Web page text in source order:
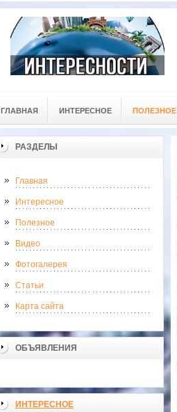
ГЛАВНАЯ ИНТЕРЕСНОЕ ПОЛЕЗНОЕ
РАЗДЕЛЫ
Главная
Интересное
Полезное
Видео
Фотогалерея
Статьи
Карта сайта
ОБЪЯВЛЕНИЯ
ИНТЕРЕСНОЕ